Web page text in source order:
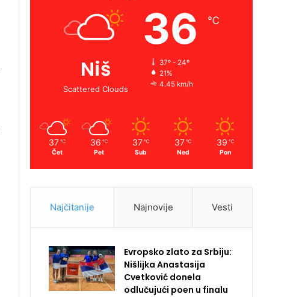
Niš
Scattered Clouds
36 ℃
37º - 24º
21%
4.45 km/h
37 ℃
Čet
36 ℃
Pet
37 ℃
Sub
37 ℃
Ned
39 ℃
Pon
Najčitanije Najnovije Vesti
Evropsko zlato za Srbiju:
Nišlijka Anastasija
Cvetković donela
odlučujući poen u finalu